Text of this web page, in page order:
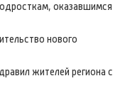
оказавшимся
нового
жителей региона с